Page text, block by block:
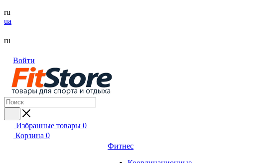
ru
ua
ru
Войти
Избранные товары 0
Корзина 0
Фитнес